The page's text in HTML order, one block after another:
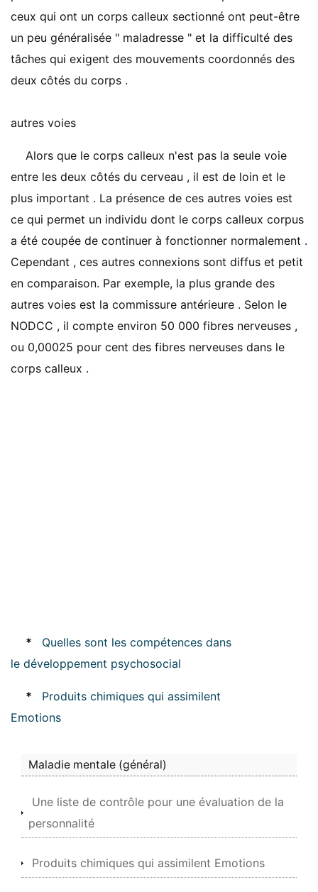
ceux qui ont un corps calleux sectionné ont peut-être
un peu généralisée " maladresse " et la difficulté des
tâches qui exigent des mouvements coordonnés des
deux côtés du corps .
autres voies
Alors que le corps calleux n'est pas la seule voie
entre les deux côtés du cerveau , il est de loin et le
plus important . La présence de ces autres voies est
ce qui permet un individu dont le corps calleux corpus
a été coupée de continuer à fonctionner normalement .
Cependant , ces autres connexions sont diffus et petit
en comparaison. Par exemple, la plus grande des
autres voies est la commissure antérieure . Selon le
NODCC , il compte environ 50 000 fibres nerveuses ,
ou 0,00025 pour cent des fibres nerveuses dans le
corps calleux .
*
Quelles sont les compétences dans
le développement psychosocial
*
Produits chimiques qui assimilent
Emotions
Maladie mentale (général)
Une liste de contrôle pour une évaluation de la
personnalité
Produits chimiques qui assimilent Emotions